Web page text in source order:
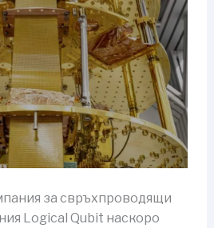
за свръхпроводящи
Logical Qubit наскоро